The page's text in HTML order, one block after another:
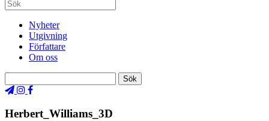
Nyheter
Utgivning
Författare
Om oss
Herbert_Williams_3D